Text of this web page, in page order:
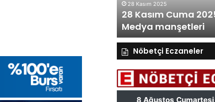
28 Kasım 2025
28 Kasım Cuma 2025, Gıynık
Medya manşetleri
Nöbetçi Eczaneler